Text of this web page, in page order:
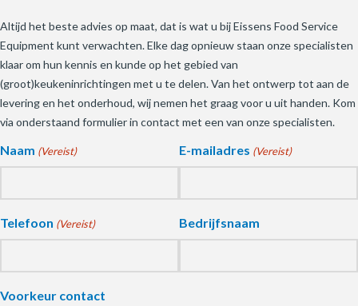
Altijd het beste advies op maat, dat is wat u bij Eissens Food Service
Equipment kunt verwachten. Elke dag opnieuw staan onze specialisten
klaar om hun kennis en kunde op het gebied van
(groot)keukeninrichtingen met u te delen. Van het ontwerp tot aan de
levering en het onderhoud, wij nemen het graag voor u uit handen. Kom
via onderstaand formulier in contact met een van onze specialisten.
Naam (Vereist) E-mailadres (Vereist)
Telefoon (Vereist) Bedrijfsnaam
Voorkeur contact